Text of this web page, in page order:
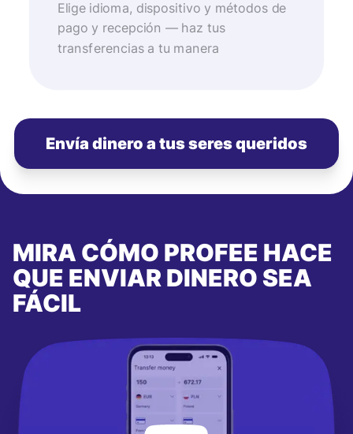
Elige idioma, dispositivo y métodos de
pago y recepción — haz tus
transferencias a tu manera
Envía dinero a tus seres queridos
MIRA CÓMO PROFEE HACE
QUE ENVIAR DINERO SEA
FÁCIL